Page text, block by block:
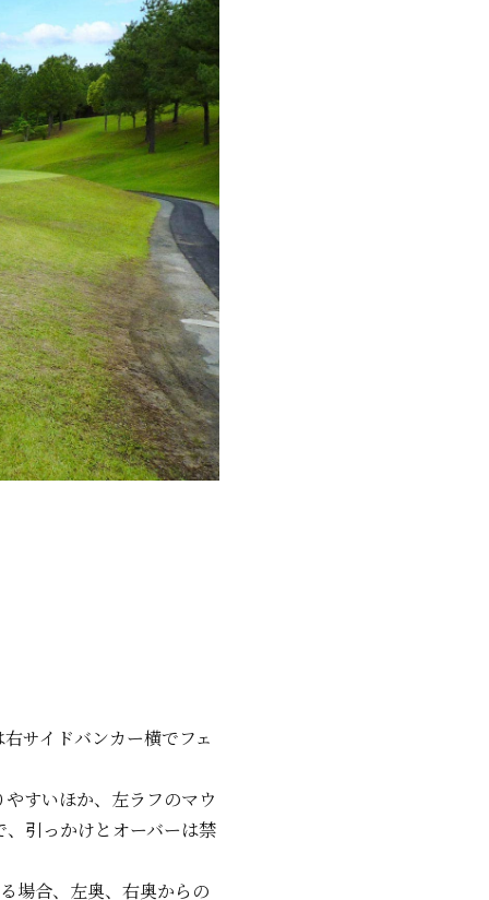
サイドバンカー横でフェ
すいほか、左ラフのマウ
引っかけとオーバーは禁
場合、左奥、右奥からの